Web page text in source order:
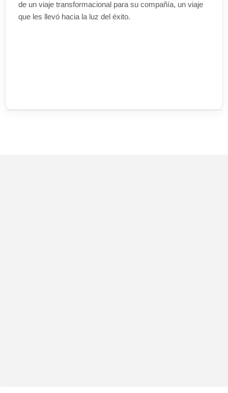
de un viaje transformacional para su compañía, un viaje
que les llevó hacia la luz del éxito.